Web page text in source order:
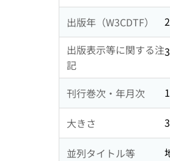
出版年（W3CDTF）
出版表示等に関する注
記
刊行巻次・年月次
大きさ
並列タイトル等